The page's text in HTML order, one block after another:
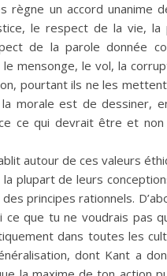
règne un accord unanime
le respect de la vie, la
de la parole donnée
mensonge, le vol, la
pourtant ils ne les
morale est de dessiner,
ce qui devrait être et
autour de ces valeurs
plupart de leurs
principes rationnels.
que tu ne voudrais pas
dans toutes les
dont Kant a